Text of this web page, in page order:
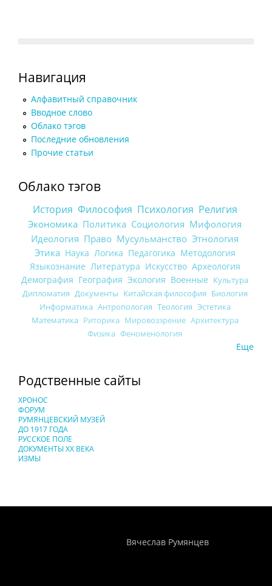
Навигация
Алфавитный справочник
Вводное слово
Облако тэгов
Последние обновления
Прочие статьи
Облако тэгов
История Философия Психология Религия
Экономика Политика Социология Мифология
Идеология Право Мусульманство Этнология
Этика Наука Логика Педагогика Методология
Языкознание Литература Искусство Археология
Демография География Экология Военные Культура
Дипломатия Документы Китайская философия Биология
Информатика Антропология Теология Эстетика
Математика Риторика Мировоззрение Архитектура
Физика Феноменология
Еще
Родственные сайты
ХРОНОС
ФОРУМ
РУМЯНЦЕВСКИЙ МУЗЕЙ
ДО 1917 ГОДА
РУССКОЕ ПОЛЕ
ДОКУМЕНТЫ XX ВЕКА
ИЗМЫ
Вячеслав Румянцев